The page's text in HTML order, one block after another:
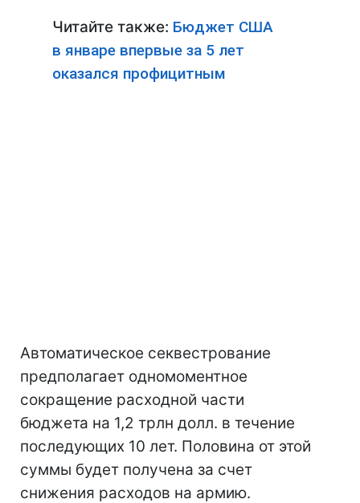
Читайте также: Бюджет США
в январе впервые за 5 лет
оказался профицитным
Автоматическое секвестрование
предполагает одномоментное
сокращение расходной части
бюджета на 1,2 трлн долл. в течение
последующих 10 лет. Половина от этой
суммы будет получена за счет
снижения расходов на армию.